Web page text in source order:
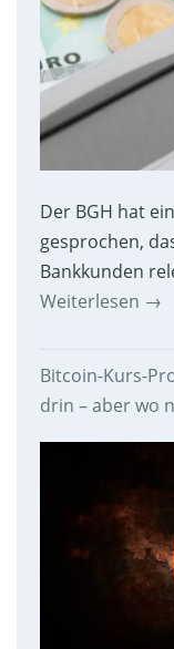
Der BGH hat
gesprochen,
Bankkunden
Weiterlesen →
Bitcoin-Kurs-
drin – aber wo